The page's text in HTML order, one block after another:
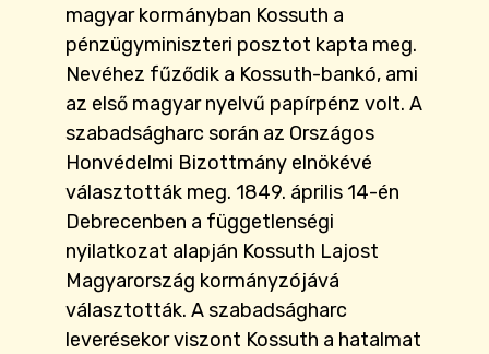
magyar kormányban Kossuth a
pénzügyminiszteri posztot kapta meg.
Nevéhez fűződik a Kossuth-bankó, ami
az első magyar nyelvű papírpénz volt. A
szabadságharc során az Országos
Honvédelmi Bizottmány elnökévé
választották meg. 1849. április 14-én
Debrecenben a függetlenségi
nyilatkozat alapján Kossuth Lajost
Magyarország kormányzójává
választották. A szabadságharc
leverésekor viszont Kossuth a hatalmat